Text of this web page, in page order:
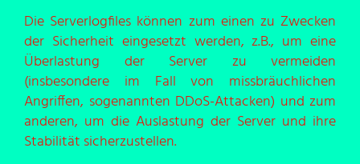
Die Serverlogfiles können zum einen zu Zwecken
der Sicherheit eingesetzt werden, z.B., um eine
Überlastung der Server zu vermeiden
(insbesondere im Fall von missbräuchlichen
Angriffen, sogenannten DDoS-Attacken) und zum
anderen, um die Auslastung der Server und ihre
Stabilität sicherzustellen.